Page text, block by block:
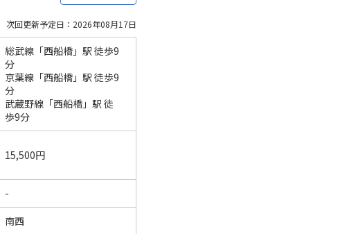
次回更新予定日：2026年08月17日
総武線「西船橋」駅 徒歩9
分
京葉線「西船橋」駅 徒歩9
分
武蔵野線「西船橋」駅 徒
歩9分
15,500円
-
南西